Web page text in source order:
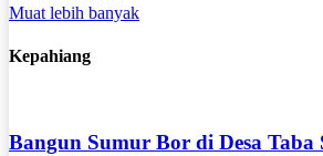
Muat lebih banyak
Kepahiang
Bangun Sumur Bor di Desa